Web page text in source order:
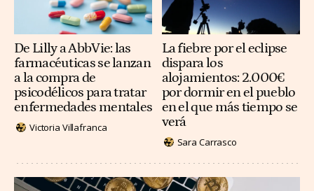
De Lilly a AbbVie: las
farmacéuticas se lanzan
a la compra de
psicodélicos para tratar
enfermedades mentales
Victoria Villafranca
La fiebre por el eclipse
dispara los
alojamientos: 2.000€
por dormir en el pueblo
en el que más tiempo se
verá
Sara Carrasco